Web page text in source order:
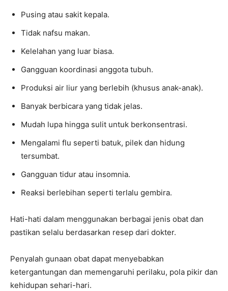
Pusing atau sakit kepala.
Tidak nafsu makan.
Kelelahan yang luar biasa.
Gangguan koordinasi anggota tubuh.
Produksi air liur yang berlebih (khusus anak-anak).
Banyak berbicara yang tidak jelas.
Mudah lupa hingga sulit untuk berkonsentrasi.
Mengalami flu seperti batuk, pilek dan hidung
tersumbat.
Gangguan tidur atau insomnia.
Reaksi berlebihan seperti terlalu gembira.
Hati-hati dalam menggunakan berbagai jenis obat dan
pastikan selalu berdasarkan resep dari dokter.
Penyalah gunaan obat dapat menyebabkan
ketergantungan dan memengaruhi perilaku, pola pikir dan
kehidupan sehari-hari.